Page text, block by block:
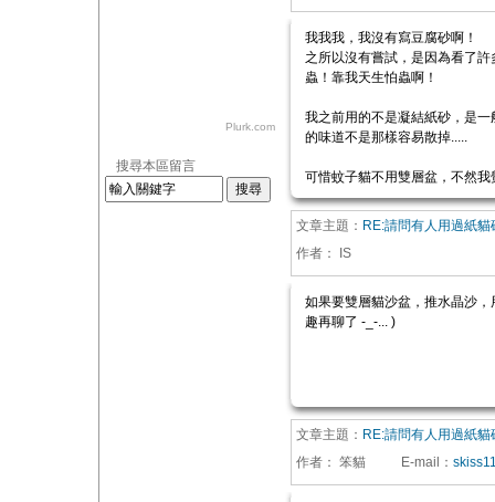
Plurk.com
搜尋本區留言
我我我，我沒有寫豆腐砂啊！
之所以沒有嘗試，是因為看了
蟲！靠我天生怕蟲啊！
我之前用的不是凝結紙砂，是
的味道不是那樣容易散掉.....
可惜蚊子貓不用雙層盆，不然
文章主題： RE:請問有人用過紙貓
作者：
IS
如果要雙層貓沙盆，推水晶沙
趣再聊了 -_-... )
文章主題： RE:請問有人用過紙貓
作者： 笨貓 E-mail ：